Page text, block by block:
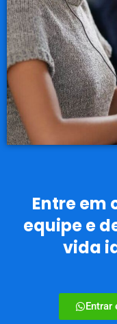
Entre em
equipe e
vida
Entrar